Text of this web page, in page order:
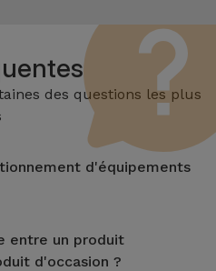
des questions les plus
d'équipements
oublier la réparation de tout
de rappeler que tous les
entre un produit
d'occasion ?